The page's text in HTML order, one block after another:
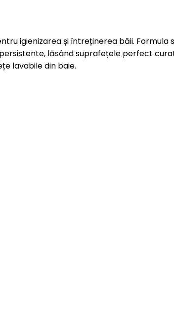
igienizarea și întreținerea băii. Formula
lăsând suprafețele perfect
lavabile din baie.